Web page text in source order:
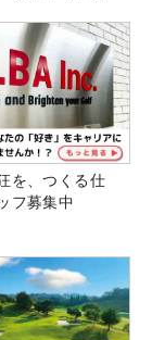
を、つくる仕
フ募集中